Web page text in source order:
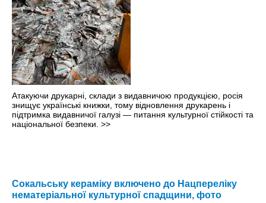
Атакуючи друкарні, склади з видавничою продукцією, росія
знищує українські книжки, тому відновлення друкарень і
підтримка видавничої галузі — питання культурної стійкості та
національної безпеки. >>
Сокальську кераміку включено до Нацпереліку
нематеріальної культурної спадщини, фото